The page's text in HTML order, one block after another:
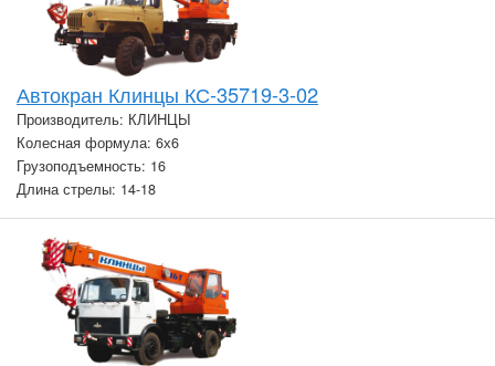
Автокран Клинцы КС-35719-3-02
Производитель: КЛИНЦЫ
Колесная формула: 6х6
Грузоподъемность: 16
Длина стрелы: 14-18